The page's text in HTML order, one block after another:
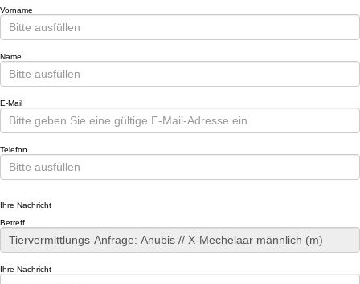
Vorname
Name
E-Mail
Telefon
Ihre Nachricht
Betreff
Ihre Nachricht